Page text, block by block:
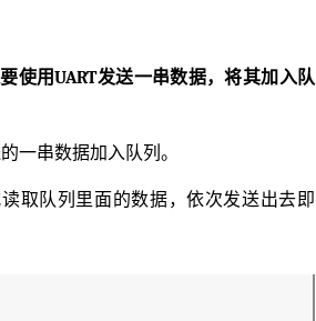
使用UART发送一串数据，将其加入队
一串数据加入队列。
取队列里面的数据，依次发送出去即